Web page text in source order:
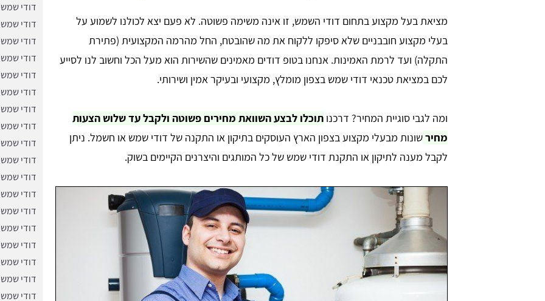
מציאת בעל מקצוע בתחום דודי השמש, זו אינה משימה פשוטה. לא פעם יצא לכולנו לשמוע על
בעלי מקצוע חובבניים שלא סיפקו ללקוח את מה שהובטח, החל מהרמה המקצועית (פתירת
התקלה) ועד לרמת האמינות. אנחנו בטופ דודים מאמינים שהשירות הוא מעל הכל וחשוב לנו לסייע
לכם במציאת טכנאי דודי שמש בצפון מומלץ, מקצועי ובעיקר אמין ושירותי.
ומה לגבי סוגיית המחיר? דרכנו תוכלו לבצע השוואת מחירים פשוטה ולקבל עד שלוש הצעות
מחירשונות מבעלי מקצוע בצפון הארץ העוסקים בתיקון או התקנה של דודי שמש או חשמל. ניתן
לקבל מענה לתיקון או התקנת דודי שמש של כל המותגים והיצרנים הקיימים בשוק.
דודי
​דודי
דודי
דודי
דודי
דודי
דודי שמש
דודי
דודי
דודי
דודי
דודי
דודי שמש
דודי
דודי
דודי
דודי שמש
דודי